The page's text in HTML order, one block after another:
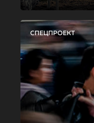
СПЕЦПРОЕКТ